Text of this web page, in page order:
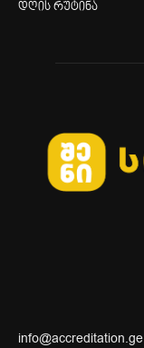
დღის რუტინა
info@accreditation.ge